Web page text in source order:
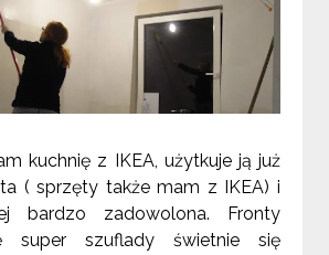
kuchnię z IKEA, użytkuje ją już
( sprzęty także mam z IKEA) i
bardzo zadowolona. Fronty
super szuflady świetnie się